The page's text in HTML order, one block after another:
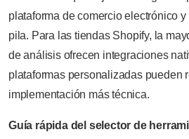
plataforma de comercio electrónico
pila. Para las tiendas Shopify, la
de análisis ofrecen integraciones
plataformas personalizadas pueden
implementación más técnica.
Guía rápida del selector de